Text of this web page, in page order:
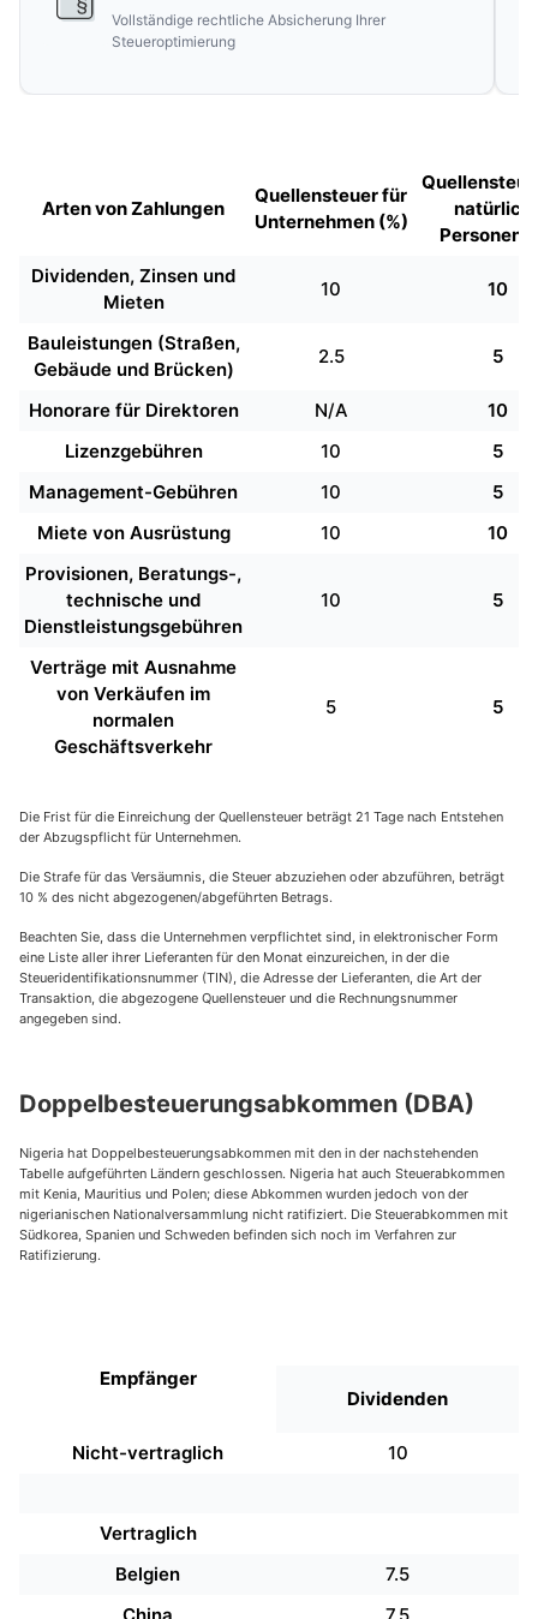
Vollständige rechtliche Absicherung Ihrer
Steueroptimierung
Arten von Zahlungen
Quellensteuer für
Unternehmen (%)
Personen
Dividenden, Zinsen und
Mieten
10 10
Bauleistungen (Straßen,
Gebäude und Brücken)
2.5 5
Honorare für Direktoren N/A
10
Lizenzgebühren
10
5
Management-Gebühren
10
5
Miete von Ausrüstung
10
10
Provisionen, Beratungs-,
technische und
Dienstleistungsgebühren
10 5
Verträge mit Ausnahme
von Verkäufen im
normalen
Geschäftsverkehr
5 5
Die Frist für die Einreichung der Quellensteuer beträgt 21 Tage nach Entstehen
der Abzugspflicht für Unternehmen.
Die Strafe für das Versäumnis, die Steuer abzuziehen oder abzuführen, beträgt
10 % des nicht abgezogenen/abgeführten Betrags.
Beachten Sie, dass die Unternehmen verpflichtet sind, in elektronischer Form
eine Liste aller ihrer Lieferanten für den Monat einzureichen, in der die
Steueridentifikationsnummer (TIN), die Adresse der Lieferanten, die Art der
Transaktion, die abgezogene Quellensteuer und die Rechnungsnummer
angegeben sind.
Doppelbesteuerungsabkommen (DBA)
Nigeria hat Doppelbesteuerungsabkommen mit den in der nachstehenden
Tabelle aufgeführten Ländern geschlossen. Nigeria hat auch Steuerabkommen
mit Kenia, Mauritius und Polen; diese Abkommen wurden jedoch von der
nigerianischen Nationalversammlung nicht ratifiziert. Die Steuerabkommen mit
Südkorea, Spanien und Schweden befinden sich noch im Verfahren zur
Ratifizierung.
Empfänger
Dividenden
Nicht-vertraglich 10
Vertraglich
Belgien
7.5